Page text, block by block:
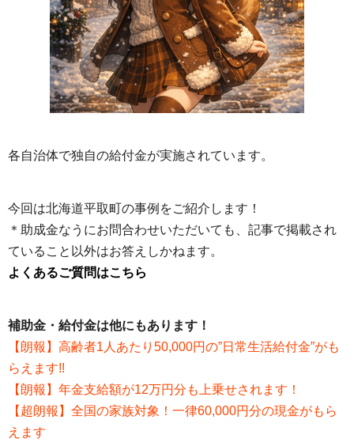
各自治体で独自の給付金が実施されています。
今回は北海道平取町の事例をご紹介します！
＊助成金なうにお問合わせいただいても、記事で掲載され
ていること以外はお答えしかねます。
よくあるご質問はこちら
補助金・給付金は他にもあります！
【朗報】高齢者1人あたり50,000円の”日常生活給付金”がも
らえます!!
【朗報】年金支給額が12万円分も上乗せされます！
【超朗報】全国の家族対象！一律60,000円分の現金がもら
えます